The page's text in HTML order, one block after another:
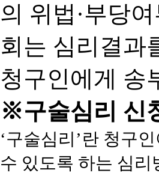
의 위법·부당
회는 심리결과
청구인에게 송
※구술심리 신
‘구술심리’란 청구
수 있도록 하는 심리